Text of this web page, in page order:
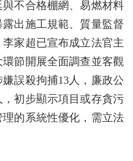
不合格棚網、易燃材料
出施工規範、質量監督
家超已宣布成立法官主
節開展全面調查並客觀
誤殺拘捕13人，廉政公
初步顯示項目或存貪污
的系統性優化，需立法